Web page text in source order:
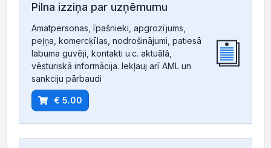
Pilna izziņa par uzņēmumu
Amatpersonas, īpašnieki, apgrozījums,
peļņa, komercķīlas, nodrošinājumi, patiesā
labuma guvēji, kontakti u.c. aktuālā,
vēsturiskā informācija. Iekļauj arī AML un
sankciju pārbaudi
€ 5.00